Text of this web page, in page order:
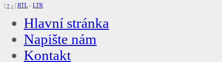
+ - RTL - LTR
Hlavní stránka
Napište nám
Kontakt